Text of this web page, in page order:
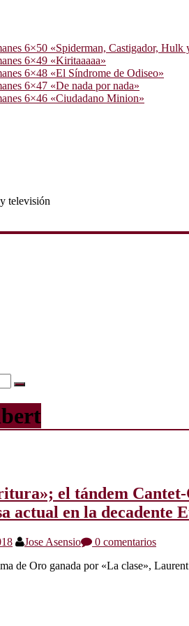
6×50 «Spiderman, Castigador, Hulk
6×49 «Kiritaaaaa»
6×48 «El Síndrome de Odiseo»
6×47 «De nada por nada»
6×46 «Ciudadano Minion»
televisión
el tándem
actual en la decadente
Jose Asensio
0 comentarios
de Oro ganada por «La clase»,